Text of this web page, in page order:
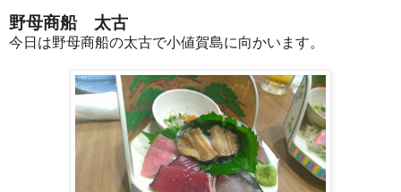
野母商船 太古
今日は野母商船の太古で小値賀島に向かいます。